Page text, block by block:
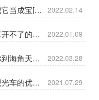
当成宝[五 2022.02.14
不了的地 2022.01.09
海角天涯 2022.03.28
车的优势 2021.07.29